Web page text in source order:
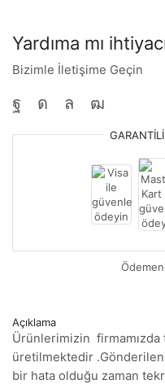
Yardıma mı
Bizimle İletişime Geçin
GARANTILI
Açıklama
Ürünlerimizin firmamızda
üretilmektedir
bir hata olduğu zaman